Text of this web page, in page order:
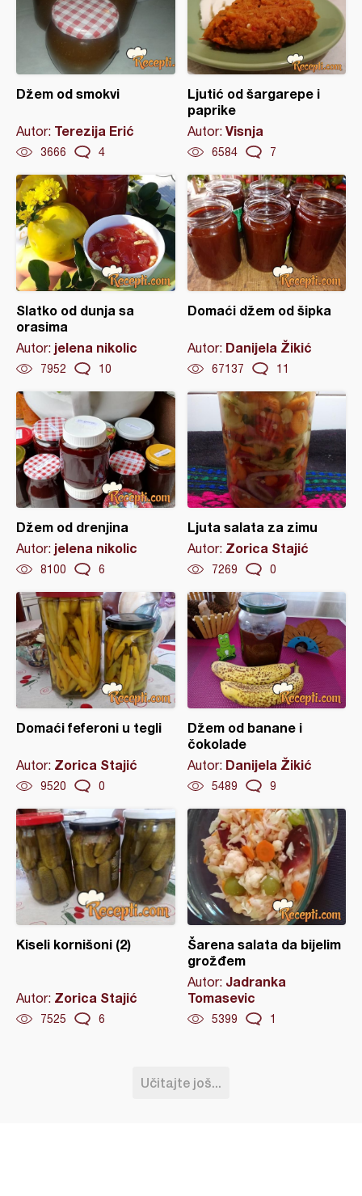
Džem od smokvi
Autor: Terezija Erić
3666 4
Ljutić od šargarepe i
paprike
Autor: Visnja
6584 7
Slatko od dunja sa
orasima
Autor: jelena nikolic
7952 10
Domaći džem od šipka
Autor: Danijela Žikić
67137 11
Džem od drenjina
Autor: jelena nikolic
8100 6
Ljuta salata za zimu
Autor: Zorica Stajić
7269 0
Domaći feferoni u tegli
Autor: Zorica Stajić
9520 0
Džem od banane i
čokolade
Autor: Danijela Žikić
5489 9
Kiseli kornišoni (2)
Autor: Zorica Stajić
7525 6
Šarena salata da bijelim
grožđem
Autor: Jadranka
Tomasevic
5399 1
Učitajte još...